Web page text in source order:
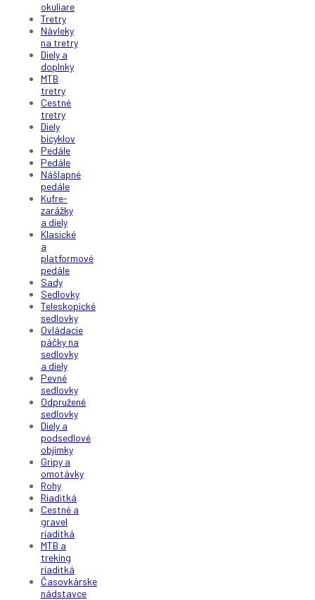
okuliare
Tretry
Návleky
na tretry
Diely a
doplnky
MTB
tretry
Cestné
tretry
Diely
bicyklov
Pedále
Pedále
Nášlapné
pedále
Kufre-
zarážky
a diely
Klasické
a
platformové
pedále
Sady
Sedlovky
Teleskopické
sedlovky
Ovládacie
páčky na
sedlovky
a diely
Pevné
sedlovky
Odpružené
sedlovky
Diely a
podsedlové
objímky
Gripy a
omotávky
Rohy
Riaditká
Cestné a
gravel
riaditká
MTB a
treking
riaditká
Časovkárske
nádstavce